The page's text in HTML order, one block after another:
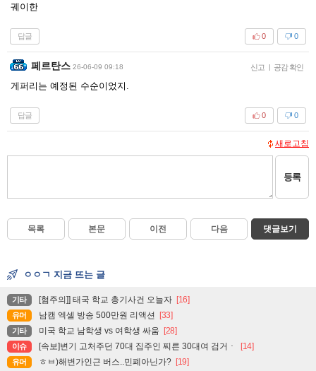
궤이한
답글 0
0
페르탄스 26-06-09 09:18 신고 | 공감 확인
게퍼리는 예정된 수순이었지.
답글 0
0
새로고침
등록
목록 본문 이전 다음 댓글보기
ㅇㅇㄱ 지금 뜨는 글
기타 [혐주의]] 태국 학교 총기사건 오늘자 [16]
유머 남캠 엑셀 방송 500만원 리액션 [33]
기타 미국 학교 남학생 vs 여학생 싸움 [28]
이슈 [속보]변기 고처주던 70대 집주인 찌른 30대여 검거ㆍ [14]
유머 ㅎㅂ)해변가인근 버스..민폐아닌가? [19]